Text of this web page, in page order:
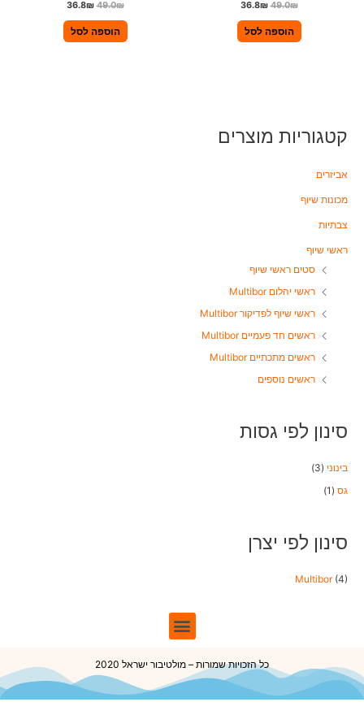
קטגוריות מוצרים
אביזרים
מכונות שיוף
צבתיות
ראשי שיוף
סטים ראשי שיוף
ראשי יהלום Multibor
ראשי שיוף לפדיקור Multibor
ראשים חד פעמיים Multibor
ראשים מתכתיים Multibor
ראשים נוספים
סינון לפי גסות
בינוני (3)
גס (1)
סינון לפי יצרן
Multibor (4)
דורג
מתוך 5
49.0₪
36.8₪
הוספה לסל
ד
ר
ג
0
מ
49.0₪
36.8₪
הוספה לסל
כל הזכויות שמורות – מולטיבור ישראל 2020